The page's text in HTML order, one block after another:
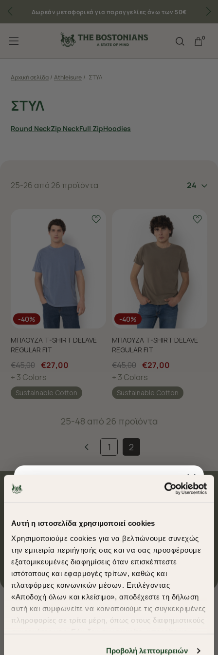
Αυτή η ιστοσελίδα χρησιμοποιεί cookies
Χρησιμοποιούμε cookies για να βελτιώνουμε συνεχώς
την εμπειρία περιήγησής σας και να σας προσφέρουμε
εξατομικευμένες διαφημίσεις όταν επισκέπτεστε
ιστότοπους και εφαρμογές τρίτων, καθώς και
πλατφόρμες κοινωνικών μέσων. Επιλέγοντας
«Αποδοχή όλων και κλείσιμο», αποδέχεστε τη δήλωση
αυτή και συμφωνείτε να κοινοποιούμε τις συγκεκριμένες
πληροφορίες σε τρίτα μέρη, όπως στους διαφημιστικούς
Προβολή λεπτομερειών
Δωρεάν μεταφορικά για παραγγελίες άνω των 50€
0
Αρχική σελίδα / Athleisure / ΣΤΥΛ
ΣΤΥΛ
Round NeckZip NeckFull ZipHoodies
25-26 από 26 προϊόντα 24
-40%
ΜΠΛΟΥΖΑ T-SHIRT DELAVE
REGULAR FIT
€45,00 €27,00
+ 3 Colors
Sustainable Cotton
-40%
ΜΠΛΟΥΖΑ T-SHIRT DELAVE
REGULAR FIT
€45,00 €27,00
+ 3 Colors
Sustainable Cotton
25-48 από 26 προϊόντα
1 2
Δωρεάν αποστολές για αγορές άνω των 50€
Επικοινωνία
Εγγραφείτε και κερδίστε 10%
στην πρώτη σας αγορά *
T-Shirts
Polo
​
A Season of Style
SUMMER SALE